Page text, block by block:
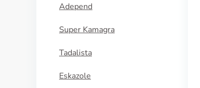
Adepend
Super Kamagra
Tadalista
Eskazole